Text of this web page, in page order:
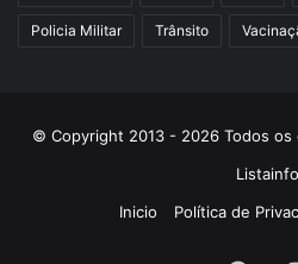
Policia Militar Trânsito
© Copyright 2013 - 2026 Todos
Listainfo
Inicio
Política de